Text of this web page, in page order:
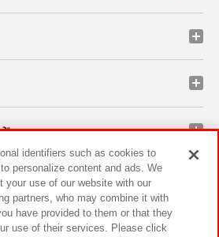
ン
identifiers such as cookies to
personalize content and ads. We
your use of our website with our
partners, who may combine it with
have provided to them or that they
use of their services. Please click